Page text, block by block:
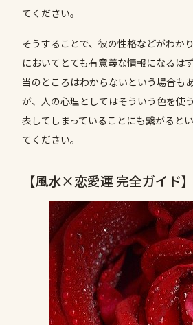
てください。
そうすることで、彼の性格などがわか
においてとても有意義な情報になるは
当のところはわからないという場合も
が、人の心理としてはそういう色を使
表してしまっていることにも繋がると
てください。
【風水×恋愛運 完全ガイド